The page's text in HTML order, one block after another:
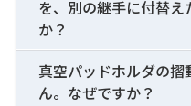
を、別の継手に付替え
か？
真空パッドホルダの摺
ん。なぜですか？